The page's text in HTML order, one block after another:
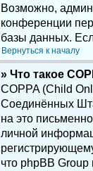
Возможно,
конференции
базы данных.
Вернуться к началу
» Что такое
COPPA (Child
Соединённых
на это
личной
что phpBB